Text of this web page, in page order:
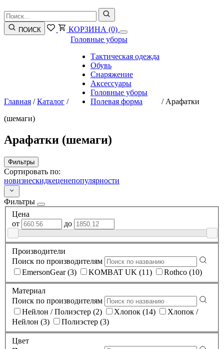
ПОИСК КОРЗИНА (0)
Главная /Каталог /
Головные уборы
Тактическая одежда
Обувь
Снаряжение
Аксессуары
Головные уборы
Полевая форма
/ Арафатки
(шемаги)
Арафатки (шемаги)
Фильтры
Сортировать по:
новизнескидкеценепопулярности
Фильтры
Цена
от
до
Производители
Поиск по производителям
EmersonGear (3)
KOMBAT UK (11) Rothco (10)
Материал
Поиск по производителям
Нейлон / Полиэстер (2)
Хлопок (14)
Хлопок /
Нейлон (3)
Полиэстер (3)
Цвет